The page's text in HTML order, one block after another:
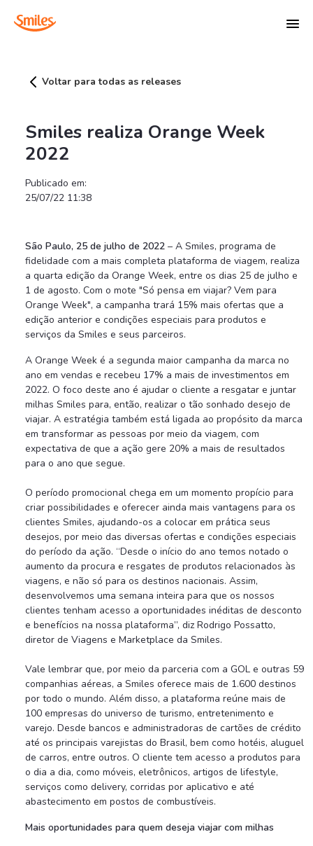
Voltar para todas as releases
Smiles realiza Orange Week
2022
Publicado em:
25/07/22 11:38
São Paulo, 25 de julho de 2022 – A Smiles, programa de
fidelidade com a mais completa plataforma de viagem, realiza
a quarta edição da Orange Week, entre os dias 25 de julho e
1 de agosto. Com o mote "Só pensa em viajar? Vem para
Orange Week", a campanha trará 15% mais ofertas que a
edição anterior e condições especiais para produtos e
serviços da Smiles e seus parceiros.
A Orange Week é a segunda maior campanha da marca no
ano em vendas e recebeu 17% a mais de investimentos em
2022. O foco deste ano é ajudar o cliente a resgatar e juntar
milhas Smiles para, então, realizar o tão sonhado desejo de
viajar. A estratégia também está ligada ao propósito da marca
em transformar as pessoas por meio da viagem, com
expectativa de que a ação gere 20% a mais de resultados
para o ano que segue.
O período promocional chega em um momento propício para
criar possibilidades e oferecer ainda mais vantagens para os
clientes Smiles, ajudando-os a colocar em prática seus
desejos, por meio das diversas ofertas e condições especiais
do período da ação. “Desde o início do ano temos notado o
aumento da procura e resgates de produtos relacionados às
viagens, e não só para os destinos nacionais. Assim,
desenvolvemos uma semana inteira para que os nossos
clientes tenham acesso a oportunidades inéditas de desconto
e benefícios na nossa plataforma”, diz Rodrigo Possatto,
diretor de Viagens e Marketplace da Smiles.
Vale lembrar que, por meio da parceria com a GOL e outras 59
companhias aéreas, a Smiles oferece mais de 1.600 destinos
por todo o mundo. Além disso, a plataforma reúne mais de
100 empresas do universo de turismo, entretenimento e
varejo. Desde bancos e administradoras de cartões de crédito
até os principais varejistas do Brasil, bem como hotéis, aluguel
de carros, entre outros. O cliente tem acesso a produtos para
o dia a dia, como móveis, eletrônicos, artigos de lifestyle,
serviços como delivery, corridas por aplicativo e até
abastecimento em postos de combustíveis.
Mais oportunidades para quem deseja viajar com milhas